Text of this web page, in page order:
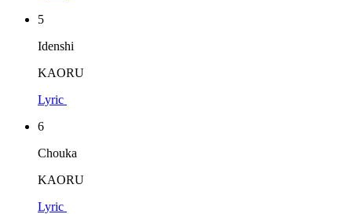
5
Idenshi
KAORU
Lyric
6
Chouka
KAORU
Lyric